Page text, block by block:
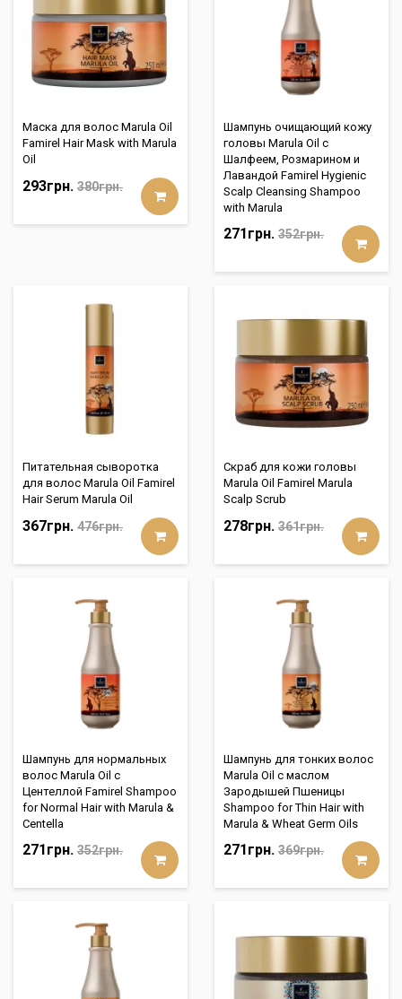
Маска для волос Marula Oil
Famirel Hair Mask with Marula
Oil
293грн. 380грн.
Шампунь очищающий кожу
головы Marula Oil c
Шалфеем, Розмарином и
Лавандой Famirel Hygienic
Scalp Cleansing Shampoo
with Marula
271грн. 352грн.
Питательная сыворотка
для волос Marula Oil Famirel
Hair Serum Marula Oil
367грн. 476грн.
Скраб для кожи головы
Marula Oil Famirel Marula
Scalp Scrub
278грн. 361грн.
Шампунь для нормальных
волос Marula Oil с
Центеллой Famirel Shampoo
for Normal Hair with Marula &
Centella
271грн. 352грн.
Шампунь для тонких волос
Marula Oil с маслом
Зародышей Пшеницы
Shampoo for Thin Hair with
Marula & Wheat Germ Oils
271грн. 369грн.